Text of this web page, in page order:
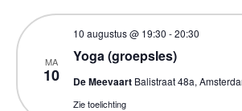
MA
10
Yoga (groepsles)
10 augustus @ 19:30 -20:30
De Meevaart Balistraat 48a,
Zie toelichting